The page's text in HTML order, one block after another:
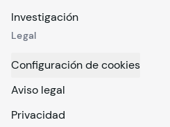
Investigación
Legal
Configuración de cookies
Aviso legal
Privacidad